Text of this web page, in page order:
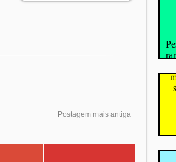
Postagem mais antiga